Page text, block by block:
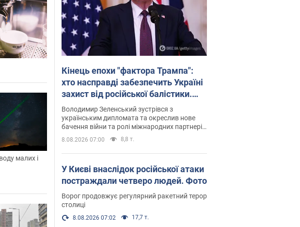
малих і
Кінець епохи "фактора Трампа":
хто насправді забезпечить Україні
захист від російської балістики.
Інтерв’ю з Безсмертним
Володимир Зеленський зустрівся з
українським дипломата та окреслив нове
бачення війни та ролі міжнародних партнерів
у боротьбі з Росією
8.08.2026 07:00 8,8 т.
У Києві внаслідок російської атаки
постраждали четверо людей. Фото
Ворог продовжує регулярний ракетний терор
столиці
8.08.2026 07:02 17,7 т.